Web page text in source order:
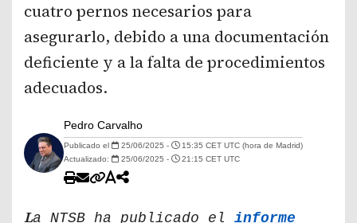
cuatro pernos necesarios para
asegurarlo, debido a una documentación
deficiente y a la falta de procedimientos
adecuados.
Pedro Carvalho
Publicado el 25/06/2025 -
15:35 CET UTC (hora de Madrid)
Actualizado:
25/06/2025 - 21:15 CET UTC
La NTSB ha publicado el informe